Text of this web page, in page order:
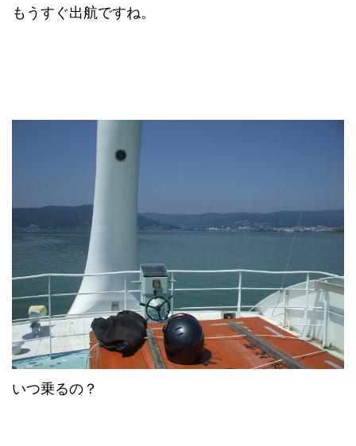
もうすぐ出航ですね。
いつ乗るの？